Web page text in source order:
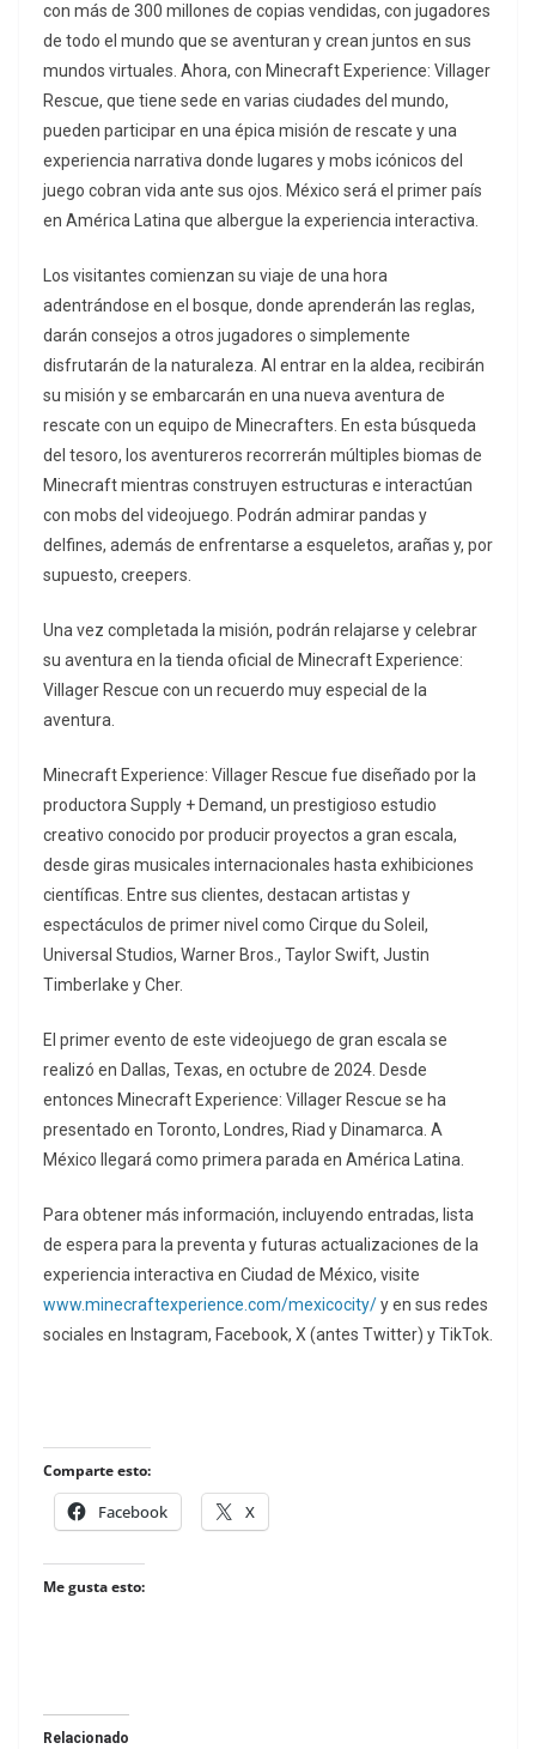
con más de 300 millones de copias vendidas, con jugadores
de todo el mundo que se aventuran y crean juntos en sus
mundos virtuales. Ahora, con Minecraft Experience: Villager
Rescue, que tiene sede en varias ciudades del mundo,
pueden participar en una épica misión de rescate y una
experiencia narrativa donde lugares y mobs icónicos del
juego cobran vida ante sus ojos. México será el primer país
en América Latina que albergue la experiencia interactiva.
Los visitantes comienzan su viaje de una hora
adentrándose en el bosque, donde aprenderán las reglas,
darán consejos a otros jugadores o simplemente
disfrutarán de la naturaleza. Al entrar en la aldea, recibirán
su misión y se embarcarán en una nueva aventura de
rescate con un equipo de Minecrafters. En esta búsqueda
del tesoro, los aventureros recorrerán múltiples biomas de
Minecraft mientras construyen estructuras e interactúan
con mobs del videojuego. Podrán admirar pandas y
delfines, además de enfrentarse a esqueletos, arañas y, por
supuesto, creepers.
Una vez completada la misión, podrán relajarse y celebrar
su aventura en la tienda oficial de Minecraft Experience:
Villager Rescue con un recuerdo muy especial de la
aventura.
Minecraft Experience: Villager Rescue fue diseñado por la
productora Supply + Demand, un prestigioso estudio
creativo conocido por producir proyectos a gran escala,
desde giras musicales internacionales hasta exhibiciones
científicas. Entre sus clientes, destacan artistas y
espectáculos de primer nivel como Cirque du Soleil,
Universal Studios, Warner Bros., Taylor Swift, Justin
Timberlake y Cher.
El primer evento de este videojuego de gran escala se
realizó en Dallas, Texas, en octubre de 2024. Desde
entonces Minecraft Experience: Villager Rescue se ha
presentado en Toronto, Londres, Riad y Dinamarca. A
México llegará como primera parada en América Latina.
Para obtener más información, incluyendo entradas, lista
de espera para la preventa y futuras actualizaciones de la
experiencia interactiva en Ciudad de México, visite
www.minecraftexperience.com/mexicocity/y en sus redes
sociales en Instagram, Facebook, X (antes Twitter) y TikTok.
Comparte esto:
Facebook X
Me gusta esto:
Relacionado